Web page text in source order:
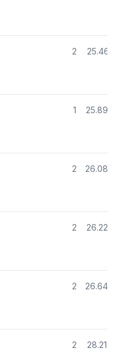
2 25.461
1 25.898
2 26.080
2 26.222
2 26.644
2 28.215